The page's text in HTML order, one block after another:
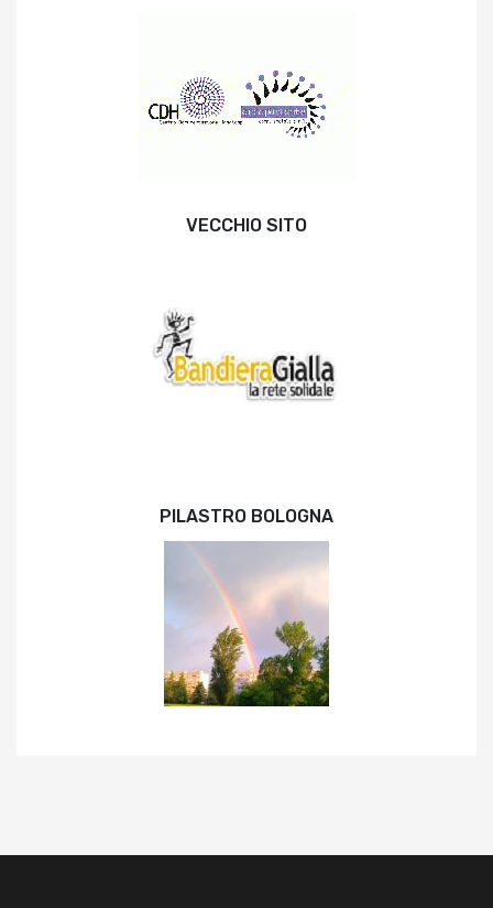
VECCHIO SITO
PILASTRO BOLOGNA